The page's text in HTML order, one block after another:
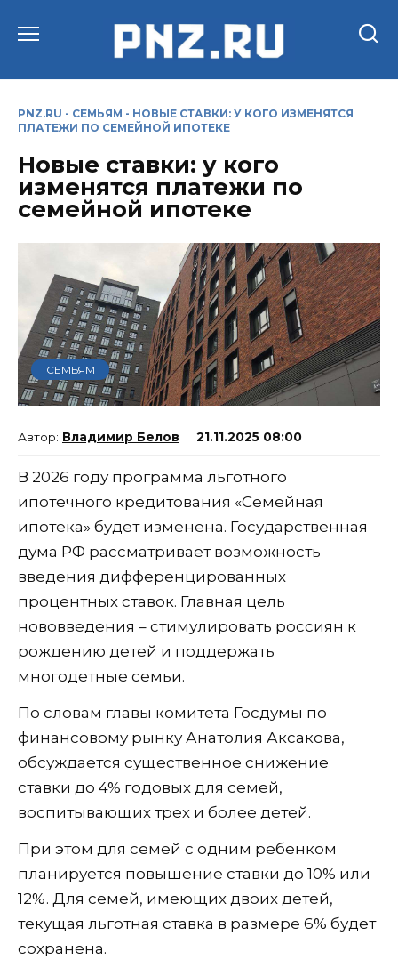
PNZ.RU - СЕМЬЯМ - НОВЫЕ СТАВКИ: У КОГО ИЗМЕНЯТСЯ
ПЛАТЕЖИ ПО СЕМЕЙНОЙ ИПОТЕКЕ
Новые ставки: у кого
изменятся платежи по
семейной ипотеке
СЕМЬЯМ
Владимир Белов 21.11.2025 08:00
В 2026 году программа льготного
ипотечного кредитования «Семейная
ипотека» будет изменена. Государственная
дума РФ рассматривает возможность
введения дифференцированных
процентных ставок. Главная цель
нововведения – стимулировать россиян к
рождению детей и поддержать
многодетные семьи.
По словам главы комитета Госдумы по
финансовому рынку Анатолия Аксакова,
обсуждается существенное снижение
ставки до 4% годовых для семей,
воспитывающих трех и более детей.
При этом для семей с одним ребенком
планируется повышение ставки до 10% или
12%. Для семей, имеющих двоих детей,
текущая льготная ставка в размере 6% будет
сохранена.